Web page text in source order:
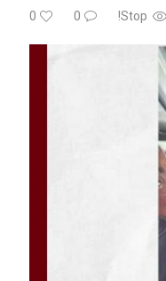
Stop!
0
0